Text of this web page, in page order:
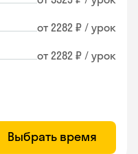
от 2282 ₽ / урок
от 2282 ₽ / урок
Выбрать время